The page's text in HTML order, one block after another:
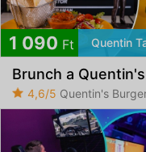
1 090 Ft Quentin
Brunch a
4,6/5 Quentin's